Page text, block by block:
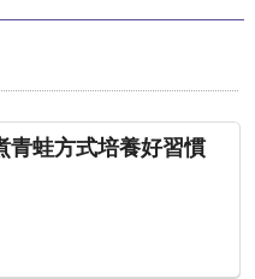
用溫水煮青蛙方式培養好習慣